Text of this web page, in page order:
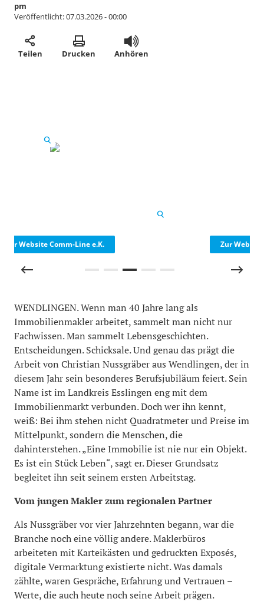
pm
Veröffentlicht:07.03.2026 - 00:00
Teilen Drucken Anhören
SGP Schneider Geiwitz & Partner
Zur Website SGP Schneider Geiwitz & Partner
WENDLINGEN. Wenn man 40 Jahre lang als
Immobilienmakler arbeitet, sammelt man nicht nur
Fachwissen. Man sammelt Lebensgeschichten.
Entscheidungen. Schicksale. Und genau das prägt die
Arbeit von Christian Nussgräber aus Wendlingen, der in
diesem Jahr sein besonderes Berufsjubiläum feiert. Sein
Name ist im Landkreis Esslingen eng mit dem
Immobilienmarkt verbunden. Doch wer ihn kennt,
weiß: Bei ihm stehen nicht Quadratmeter und Preise im
Mittelpunkt, sondern die Menschen, die
dahinterstehen. „Eine Immobilie ist nie nur ein Objekt.
Es ist ein Stück Leben“, sagt er. Dieser Grundsatz
begleitet ihn seit seinem ersten Arbeitstag.
Vom jungen Makler zum regionalen Partner
Als Nussgräber vor vier Jahrzehnten begann, war die
Branche noch eine völlig andere. Maklerbüros
arbeiteten mit Karteikästen und gedruckten Exposés,
digitale Vermarktung existierte nicht. Was damals
zählte, waren Gespräche, Erfahrung und Vertrauen –
Werte, die auch heute noch seine Arbeit prägen.